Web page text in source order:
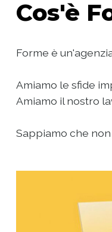
Cos'è
Forme è
Amiamo le sfide
Amiamo il nostro
Sappiamo che